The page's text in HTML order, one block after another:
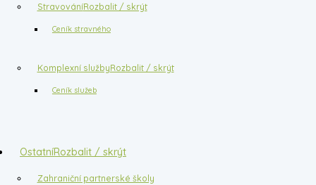
StravováníRozbalit / skrýt
Ceník stravného
Komplexní službyRozbalit / skrýt
Ceník služeb
OstatníRozbalit / skrýt
Zahraniční partnerské školy